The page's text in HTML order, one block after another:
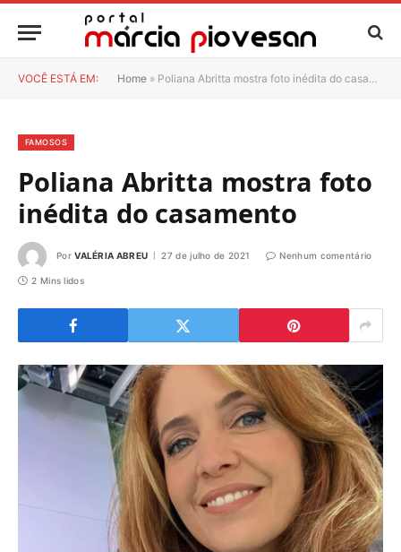
VOCÊ ESTÁ EM: Home » Poliana Abritta mostra foto inédita do casamento
FAMOSOS
Poliana Abritta mostra foto
inédita do casamento
Por VALÉRIA ABREU 27 de julho de 2021 Nenhum comentário
2 Mins lidos